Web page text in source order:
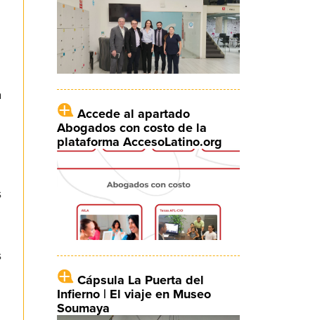
Accede al apartado
Abogados con costo de la
plataforma AccesoLatino.org
Cápsula La Puerta del
Infierno | El viaje en Museo
Soumaya